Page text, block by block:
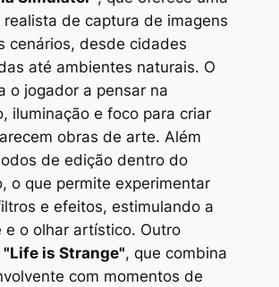
realista de captura de imagens
cenários, desde cidades
até ambientes naturais. O
o jogador a pensar na
iluminação e foco para criar
obras de arte. Além
de edição dentro do
o que permite experimentar
e efeitos, estimulando a
e o olhar artístico. Outro
"Life is Strange", que combina
com momentos de